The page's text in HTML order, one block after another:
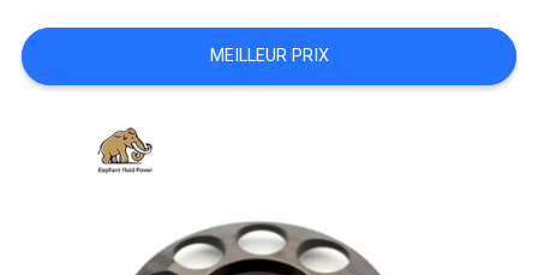
DU
SITE
PRIVACY
POLICY
MEILLEUR PRIX